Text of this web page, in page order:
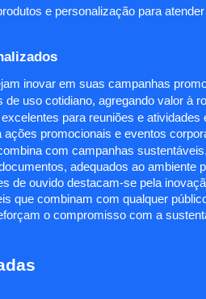
e personalização para
inovar em suas campanhas
uso cotidiano, agregando valor à
para reuniões e atividades
promocionais e eventos
com campanhas sustentáveis.
adequados ao ambiente
de ouvido destacam-se pela
que combinam com qualquer
o compromisso com a